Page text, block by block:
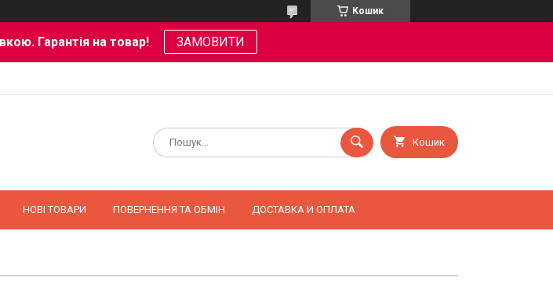
Кошик
Гарантія на товар! ЗАМОВИТИ
Кошик
НОВІ ТОВАРИ ПОВЕРНЕННЯ ТА ОБМІН ДОСТАВКА И ОПЛАТА